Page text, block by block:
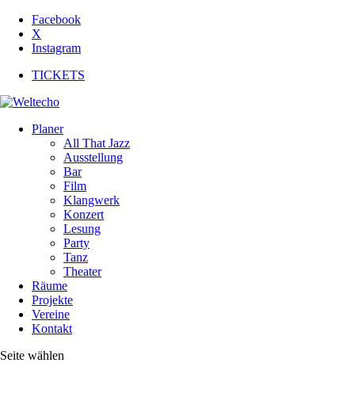
Facebook
X
Instagram
TICKETS
Planer
All That Jazz
Ausstellung
Bar
Film
Klangwerk
Konzert
Lesung
Party
Tanz
Theater
Räume
Projekte
Vereine
Kontakt
Seite wählen